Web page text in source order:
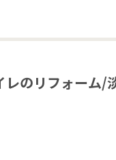
レのリフォーム/